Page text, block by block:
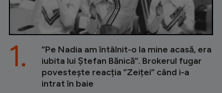
”Pe Nadia am întâlnit-o la mine acasă, era
iubita lui Ștefan Bănică”. Brokerul fugar
povestește reacția ”Zeiței” când i-a
intrat în baie
1.